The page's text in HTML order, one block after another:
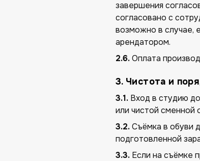
завершения
согласовано с
возможно в случае,
арендатором.
2.6.Оплата
3. Чистота и
3.1. Вход в студию
или чистой сменной
3.2.Съёмка в обуви
подготовленной
3.3. Если на съёмке